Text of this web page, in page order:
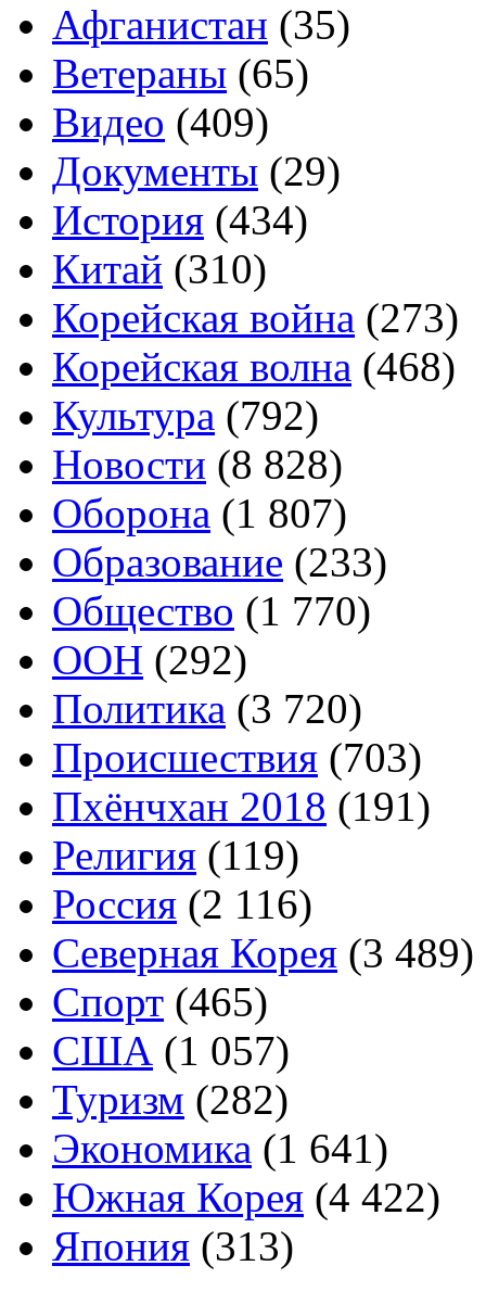
Афганистан (35)
Ветераны (65)
Видео (409)
Документы (29)
История (434)
Китай (310)
Корейская война (273)
Корейская волна (468)
Культура (792)
Новости (8 828)
Оборона (1 807)
Образование (233)
Общество (1 770)
ООН (292)
Политика (3 720)
Происшествия (703)
Пхёнчхан 2018 (191)
Религия (119)
Россия (2 116)
Северная Корея (3 489)
Спорт (465)
США (1 057)
Туризм (282)
Экономика (1 641)
Южная Корея (4 422)
Япония (313)